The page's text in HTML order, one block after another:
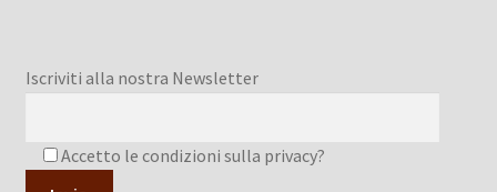
Iscriviti alla nostra Newsletter
Accetto le condizioni sulla privacy?